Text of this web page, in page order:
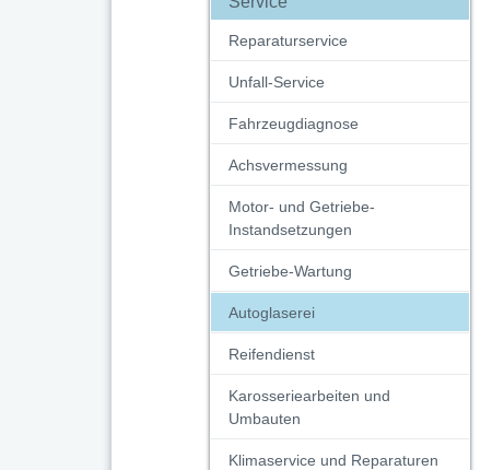
Reparaturservice
Unfall-Service
Fahrzeugdiagnose
Achsvermessung
Motor- und Getriebe-
Instandsetzungen
Getriebe-Wartung
Autoglaserei
Reifendienst
Karosseriearbeiten und
Umbauten
Klimaservice und Reparaturen